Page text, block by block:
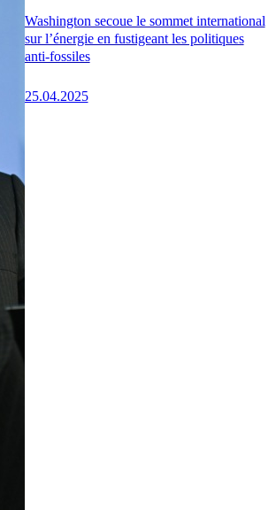
Washington secoue le sommet international
sur l’énergie en fustigeant les politiques
anti-fossiles
25.04.2025